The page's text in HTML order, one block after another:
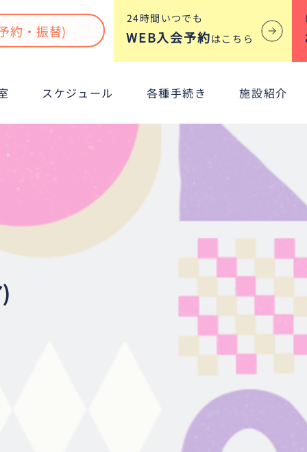
スケジュール 各種手続き 施設紹介
約・振替)
​24時間いつでも
WEB入会予約はこちら